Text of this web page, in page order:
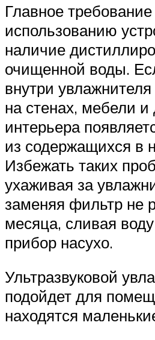
Главное требование
использованию
наличие
очищенной воды.
внутри увлажнителя
на стенах, мебели и
интерьера
из содержащихся в
Избежать таких
ухаживая за
заменяя фильтр не
месяца, сливая
прибор насухо.
Ультразвуковой
подойдет для
находятся